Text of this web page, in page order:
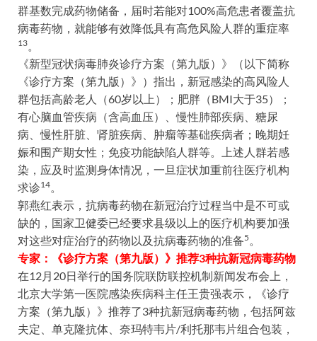
群基数完成药物储备，届时若能对100%高危患者覆盖抗
病毒药物，就能够有效降低具有高危风险人群的重症率
13。
《新型冠状病毒肺炎诊疗方案（第九版）》（以下简称
《诊疗方案（第九版）》）指出，新冠感染的高风险人
群包括高龄老人（60岁以上）；肥胖（BMI大于35）；
有心脑血管疾病（含高血压）、慢性肺部疾病、糖尿
病、慢性肝脏、肾脏疾病、肿瘤等基础疾病者；晚期妊
娠和围产期女性；免疫功能缺陷人群等。上述人群若感
染，应及时监测身体情况，一旦症状加重前往医疗机构
求诊14。
郭燕红表示，抗病毒药物在新冠治疗过程当中是不可或
缺的，国家卫健委已经要求县级以上的医疗机构要加强
对这些对症治疗的药物以及抗病毒药物的准备5 。
专家：《诊疗方案（第九版）》推荐3种抗新冠病毒药物
在12月20日举行的国务院联防联控机制新闻发布会上，
北京大学第一医院感染疾病科主任王贵强表示，《诊疗
方案（第九版）》推荐了3种抗新冠病毒药物，包括阿兹
夫定、单克隆抗体、奈玛特韦片/利托那韦片组合包装，